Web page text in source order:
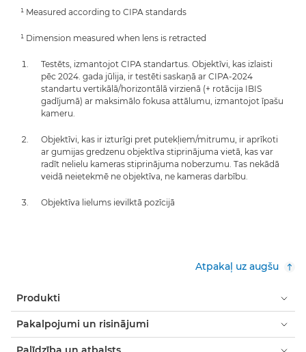
¹ Measured according to CIPA standards
¹ Dimension measured when lens is retracted
Testēts, izmantojot CIPA standartus. Objektīvi, kas izlaisti
pēc 2024. gada jūlija, ir testēti saskaņā ar CIPA-2024
standartu vertikālā/horizontālā virzienā (+ rotācija IBIS
gadījumā) ar maksimālo fokusa attālumu, izmantojot īpašu
kameru.
Objektīvi, kas ir izturīgi pret putekļiem/mitrumu, ir aprīkoti
ar gumijas gredzenu objektīva stiprinājuma vietā, kas var
radīt nelielu kameras stiprinājuma noberzumu. Tas nekādā
veidā neietekmē ne objektīva, ne kameras darbību.
Objektīva lielums ievilktā pozīcijā
Atpakaļ uz augšu
Produkti
Pakalpojumi un risinājumi